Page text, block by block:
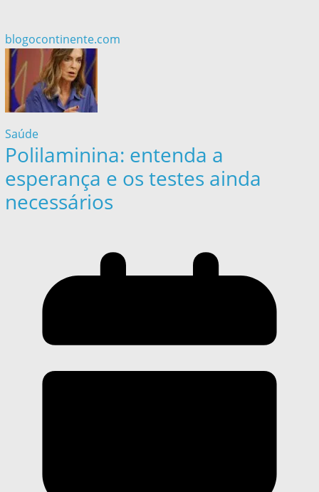
blogocontinente.com
Saúde
Polilaminina: entenda a
esperança e os testes ainda
necessários